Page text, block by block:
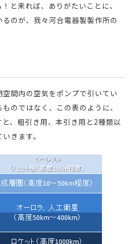
と来れば、ありがたいことに、
のが、我々河合電器製製作所の
間内の空気をポンプで引いてい
のではなく、この表のように、
、粗引き用、本引き用と2種類以
きます。